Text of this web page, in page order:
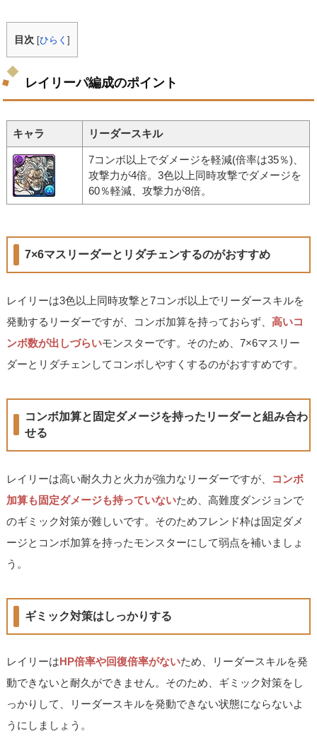
目次 [ひらく]
レイリーパ編成のポイント
キャラ リーダースキル
7コンボ以上でダメージを軽減(倍率は35％)、
攻撃力が4倍。3色以上同時攻撃でダメージを
60％軽減、攻撃力が8倍。
7×6マスリーダーとリダチェンするのがおすすめ
レイリーは3色以上同時攻撃と7コンボ以上でリーダースキルを
発動するリーダーですが、コンボ加算を持っておらず、高いコ
ンボ数が出しづらいモンスターです。そのため、7×6マスリー
ダーとリダチェンしてコンボしやすくするのがおすすめです。
コンボ加算と固定ダメージを持ったリーダーと組み合わ
せる
レイリーは高い耐久力と火力が強力なリーダーですが、 コンボ
加算も固定ダメージも持っていないため、高難度ダンジョンで
のギミック対策が難しいです。そのためフレンド枠は固定ダメ
ージとコンボ加算を持ったモンスターにして弱点を補いましょ
う。
ギミック対策はしっかりする
レイリーはHP倍率や回復倍率がないため、リーダースキルを発
動できないと耐久ができません。そのため、ギミック対策をし
っかりして、リーダースキルを発動できない状態にならないよ
うにしましょう。